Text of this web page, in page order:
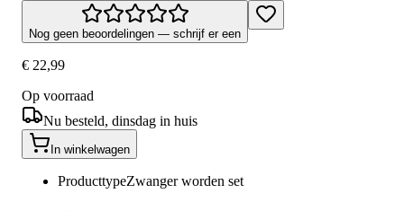
Nog geen beoordelingen — schrijf er een
€ 22,99
Op voorraad
Nu besteld, dinsdag in huis
In winkelwagen
ProducttypeZwanger worden set